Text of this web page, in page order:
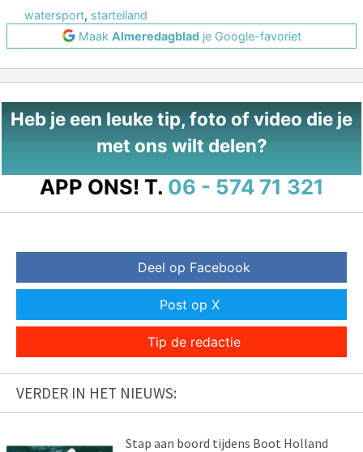
watersport, starteiland
Maak Almeredagbladje Google-favoriet
Heb je een leuke tip, foto of video die je
met ons wilt delen?
APP ONS! T. 06 - 574 71 321
Deel op Facebook
Post op X
Tip de redactie
VERDER IN HET NIEUWS:
Stap aan boord tijdens Boot Holland